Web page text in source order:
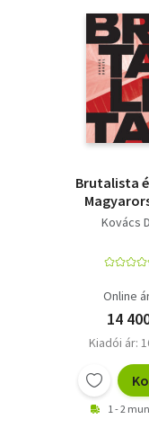
Brutalista
Kovács
Online
14
Kiadói ár:
1 - 2